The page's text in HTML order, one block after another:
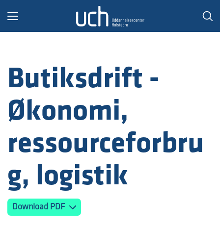
Toggle
Butiksdrift -
Økonomi,
ressourceforbru
g, logistik
Download PDF